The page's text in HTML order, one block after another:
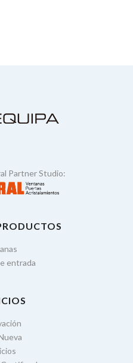
Partner Studio:
entrada